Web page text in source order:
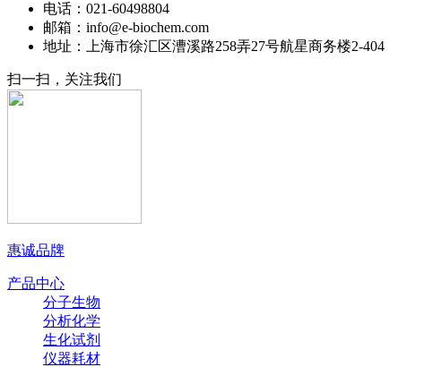
电话：021-60498804
邮箱：info@e-biochem.com
地址：上海市徐汇区漕溪路258弄27号航星商务楼2-404
扫一扫，关注我们
惠诚品牌
产品中心
分子生物
分析化学
生化试剂
仪器耗材